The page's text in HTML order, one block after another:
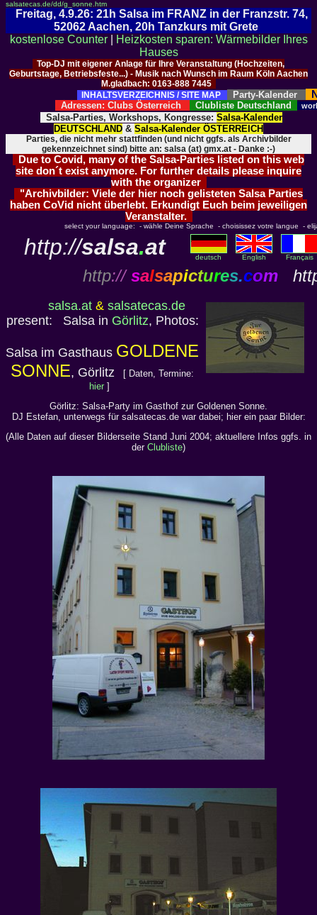
salsatecas.de/dd/g_sonne.htm
Freitag, 4.9.26: 21h Salsa im FRANZ in der Franzstr. 74,
52062 Aachen, 20h Tanzkurs mit Grete
kostenlose Counter|
Heizkosten sparen: Wärmebilder Ihres
Hauses
Top-DJ mit eigener Anlage für Ihre Veranstaltung (Hochzeiten,
Geburtstage, Betriebsfeste...) - Musik nach Wunsch im Raum Köln Aachen
M.gladbach: 0163-888 7445
INHALTSVERZEICHNIS / SITE MAP
Party-Kalender
Adressen: Clubs Österreich Clubliste Deutschland
Salsa-Parties, Workshops, Kongresse: Salsa-Kalender
DEUTSCHLAND & Salsa-Kalender ÖSTERREICH
Parties, die nicht mehr stattfinden (und nicht ggfs. als Archivbilder
gekennzeichnet sind) bitte an: salsa (at) gmx.at - Danke :-)
Due to Covid, many of the Salsa-Parties listed on this web
site don´t exist anymore. For further details please inquire
with the organizer
"Archivbilder: Viele der hier noch gelisteten Salsa Parties
haben CoVid nicht überlebt. Erkundigt Euch beim jeweiligen
Veranstalter.
select your language: - wähle Deine Sprache - choisissez votre langue -
http://salsa.at deutsch English Français
http:// salsapictures.com
salsa.at& salsatecas.de
present: Salsa in Görlitz, Photos:
Salsa im Gasthaus GOLDENE
SONNE, Görlitz
[ Daten, Termine:
hier]
Görlitz: Salsa-Party im Gasthof zur Goldenen Sonne.
DJ Estefan, unterwegs für salsatecas.de war dabei; hier ein paar Bilder:
(Alle Daten auf dieser Bilderseite Stand Juni 2004; aktuellere Infos ggfs. in
der Clubliste)